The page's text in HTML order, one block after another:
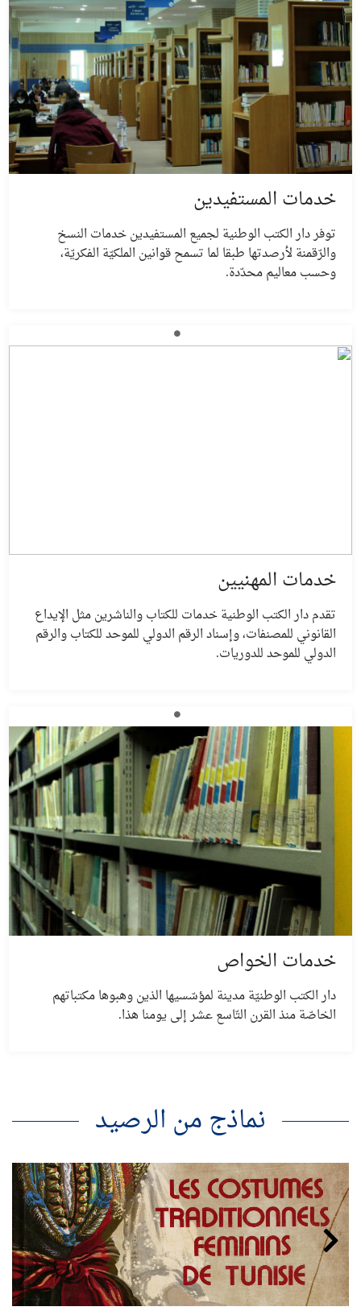
خدمات المستفيدين
توفر دار الكتب الوطنية لجميع المستفيدين خدمات النسخ
والرّقمنة لأرصدتها طبقا لما تسمح قوانين الملكيّة الفكريّة،
وحسب معاليم محدّدة.
خدمات المهنيين
تقدم دار الكتب الوطنية خدمات للكتاب والناشرين مثل الإيداع
القانوني للمصنفات، وإسناد الرقم الدولي للموحد للكتاب والرقم
الدولي للموحد للدوريات.
خدمات الخواص
دار الكتب الوطنيّة مدينة لمؤسّسيها الذين وهبوها مكتباتهم
الخاصّة منذ القرن التّاسع عشر إلى يومنا هذا.
نماذج من الرصيد